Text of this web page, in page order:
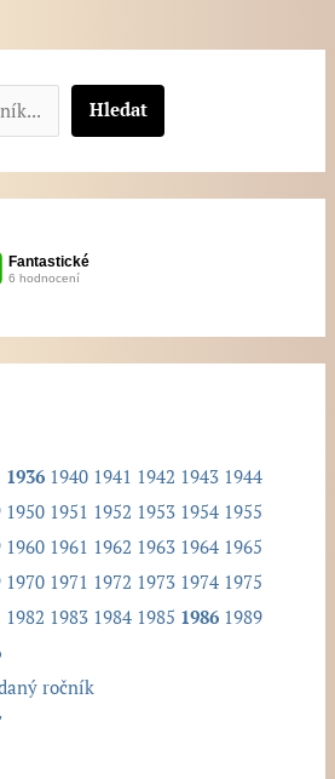
Hledat
1936 1940 1941 1942 1943 1944
1950 1951 1952 1953 1954 1955
1960 1961 1962 1963 1964 1965
1970 1971 1972 1973 1974 1975
1982 1983 1984 1985 1986 1989
ročník